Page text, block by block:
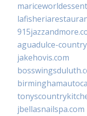
aguadulce-
jakehovis.com
jbellasnailspa.com